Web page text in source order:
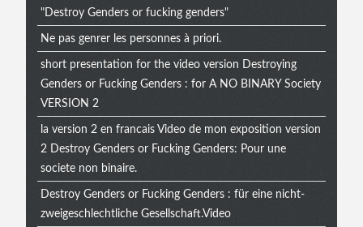
"Destroy Genders or fucking genders"
Ne pas genrer les personnes à priori.
short presentation for the video version Destroying
Genders or Fucking Genders : for A NO BINARY Society
VERSION 2
la version 2 en francais Video de mon exposition version
2 Destroy Genders or Fucking Genders: Pour une
societe non binaire.
Destroy Genders or Fucking Genders : für eine nicht-
zweigeschlechtliche Gesellschaft.Video